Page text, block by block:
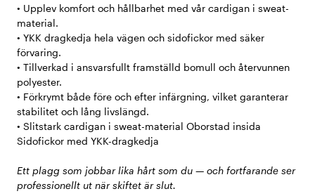
• Upplev komfort och hållbarhet med vår cardigan i sweat-
material.
• YKK dragkedja hela vägen och sidofickor med säker
förvaring.
• Tillverkad i ansvarsfullt framställd bomull och återvunnen
polyester.
• Förkrymt både före och efter infärgning, vilket garanterar
stabilitet och lång livslängd.
• Slitstark cardigan i sweat-material Oborstad insida
Sidofickor med YKK-dragkedja
Ett plagg som jobbar lika hårt som du — och fortfarande ser
professionellt ut när skiftet är slut.